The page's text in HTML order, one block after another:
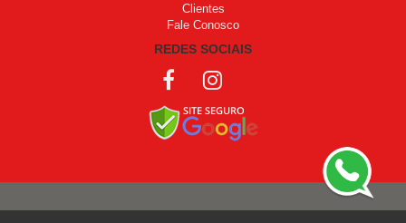
Clientes
Fale Conosco
REDES SOCIAIS